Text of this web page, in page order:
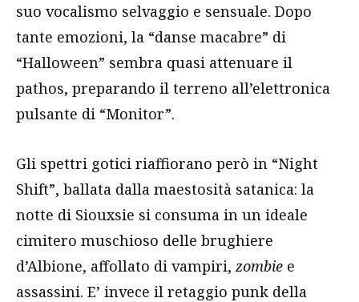
suo vocalismo selvaggio e sensuale. Dopo
tante emozioni, la “danse macabre” di
“Halloween” sembra quasi attenuare il
pathos, preparando il terreno all’elettronica
pulsante di “Monitor”.
Gli spettri gotici riaffiorano però in “Night
Shift”, ballata dalla maestosità satanica: la
notte di Siouxsie si consuma in un ideale
cimitero muschioso delle brughiere
d’Albione, affollato di vampiri, zombie e
assassini. E’ invece il retaggio punk della